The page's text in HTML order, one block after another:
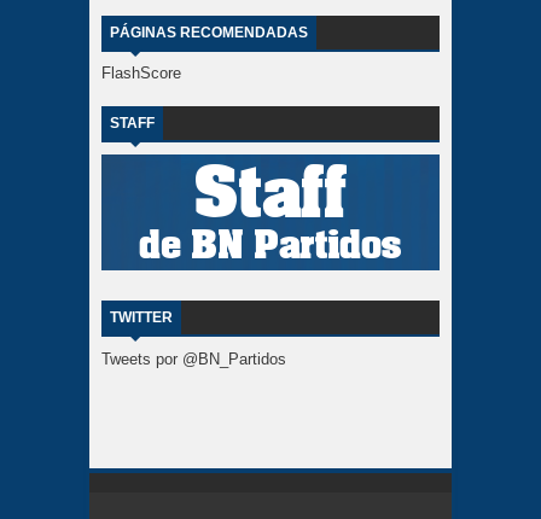
PÁGINAS RECOMENDADAS
FlashScore
STAFF
TWITTER
Tweets por @BN_Partidos